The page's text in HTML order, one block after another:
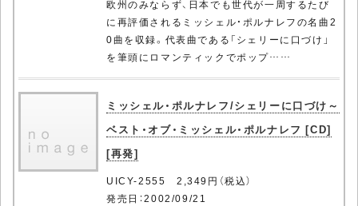
欧州のみならず、日本でも世代が一周するたび
に再評価されるミッシェル・ポルナレフの名曲2
0曲を収録。代表曲である「シェリーに口づけ」
を筆頭にロマンティックでポップ……
ミッシェル・ポルナレフ/シェリーに口づけ～
ベスト・オブ・ミッシェル・ポルナレフ [CD]
[再発]
UICY-2555 2,349円（税込）
発売日：2002/09/21